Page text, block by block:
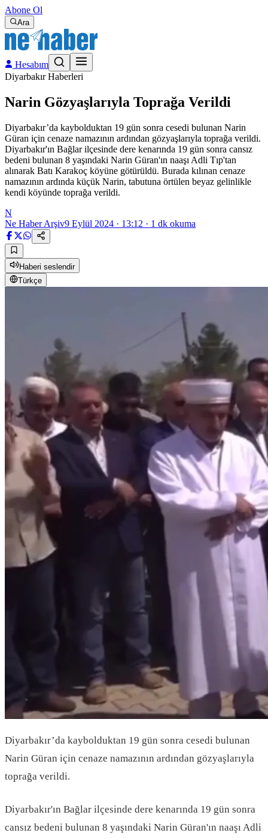
Abone Ol
Ara
Hesabım
Diyarbakır Haberleri
Narin Gözyaşlarıyla Toprağa Verildi
Diyarbakır’da kaybolduktan 19 gün sonra cesedi bulunan Narin
Güran için cenaze namazının ardından gözyaşlarıyla toprağa verildi.
Diyarbakır'ın Bağlar ilçesinde dere kenarında 19 gün sonra cansız
bedeni bulunan 8 yaşındaki Narin Güran'ın naaşı Adli Tıp'tan
alınarak Batı Karakoç köyüne götürüldü. Burada kılınan cenaze
namazının ardında küçük Narin, tabutuna örtülen beyaz gelinlikle
kendi köyünde toprağa verildi.
N
Ne Haber Arşiv9 Eylül 2024 · 13:12 · 1 dk okuma
Haberi seslendir
Türkçe
Diyarbakır’da kaybolduktan 19 gün sonra cesedi bulunan
Narin Güran için cenaze namazının ardından gözyaşlarıyla
toprağa verildi.
Diyarbakır'ın Bağlar ilçesinde dere kenarında 19 gün sonra
cansız bedeni bulunan 8 yaşındaki Narin Güran'ın naaşı Adli